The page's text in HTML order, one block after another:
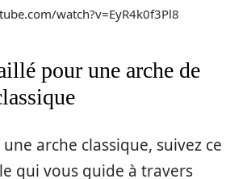
watch?v=EyR4k0f3Pl8
pour une arche de
arche classique, suivez ce
qui vous guide à travers